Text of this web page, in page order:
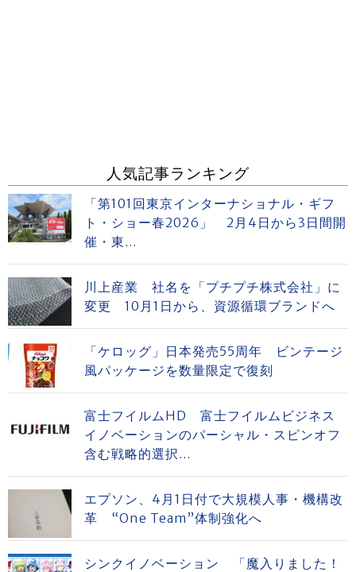
人気記事ランキング
「第101回東京インターナショナル・ギフ
ト・ショー春2026」 2月4日から3日間開
催・東...
川上産業 社名を「プチプチ株式会社」に
変更 10月1日から、資源循環ブランドへ
「ケロッグ」日本発売55周年 ビンテージ
風パッケージを数量限定で復刻
富士フイルムHD 富士フイルムビジネス
イノベーションのパーシャル・スピンオフ
含む戦略的選択...
エプソン、4月1日付で大規模人事・機構改
革 “One Team”体制強化へ
シンクイノベーション 「魔入りました！